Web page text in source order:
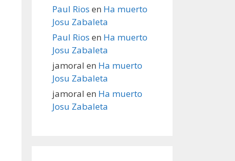
Paul Rios en Ha muerto
Josu Zabaleta
Paul Rios en Ha muerto
Josu Zabaleta
jamoral en Ha muerto
Josu Zabaleta
jamoral en Ha muerto
Josu Zabaleta